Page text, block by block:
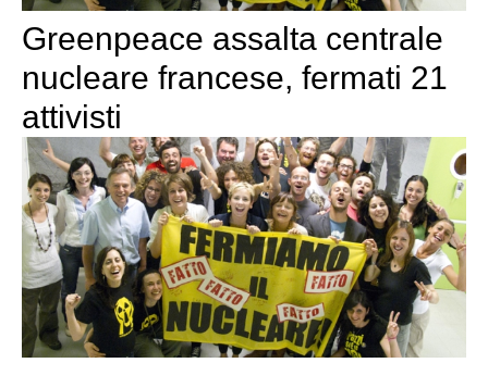
Greenpeace assalta centrale
nucleare francese, fermati 21
attivisti